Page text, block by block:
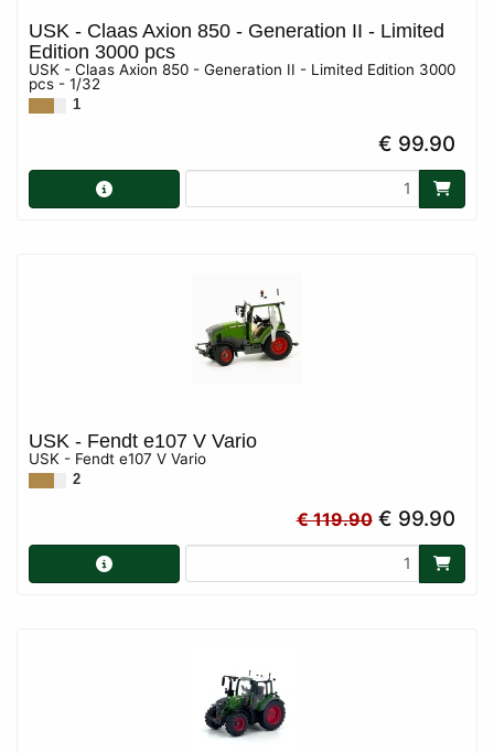
USK - Claas Axion 850 - Generation II - Limited
Edition 3000 pcs
USK - Claas Axion 850 - Generation II - Limited Edition 3000
pcs - 1/32
1
€ 99.90
USK - Fendt e107 V Vario
USK - Fendt e107 V Vario
2
€ 119.90 € 99.90